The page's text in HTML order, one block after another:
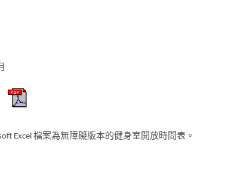
Excel 檔案為無障礙版本的健身室開放時間表。